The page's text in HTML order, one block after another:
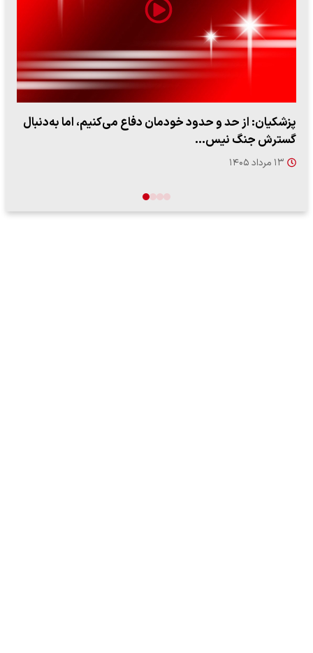
ببینید| سخنگوی سپاه: بازگشایی تنگه هرمز منوط به پذیرش
شروط ایران از…
۱۷ مرداد ۱۴۰۵